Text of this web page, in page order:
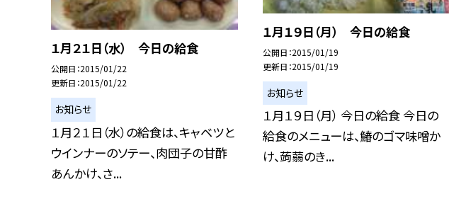
１月２１日（水） 今日の給食
公開日 2015/01/22
更新日 2015/01/22
お知らせ
１月２１日（水）の給食は、キャベツと
ウインナーのソテー、肉団子の甘酢
あんかけ、さ...
１月１９日（月） 今日の給食
公開日 2015/01/19
更新日 2015/01/19
お知らせ
１月１９日（月） 今日の給食 今日の
給食のメニューは、鰆のゴマ味噌か
け、蒟蒻のき...